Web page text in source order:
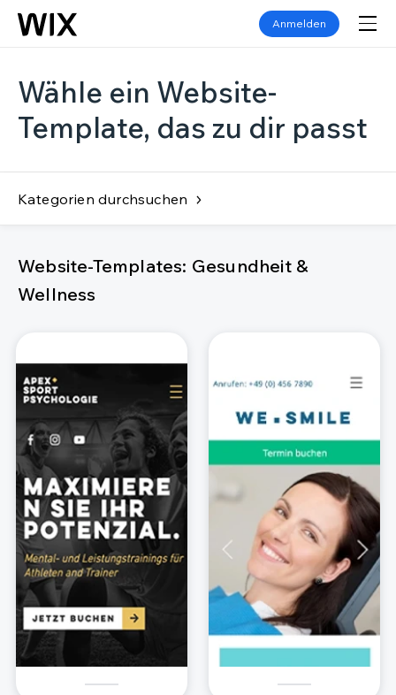
Anmelden
Wähle ein Website-
Template, das zu dir passt
Kategorien durchsuchen
Website-Templates: Gesundheit &
Wellness